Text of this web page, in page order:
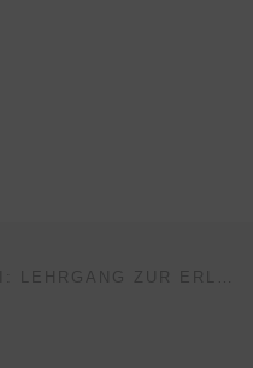
AUSGEBUCHT AB 12. JUNI: LEHRGANG ZUR ERLANGUNG DES FISCHEREISCHEINS STARTET